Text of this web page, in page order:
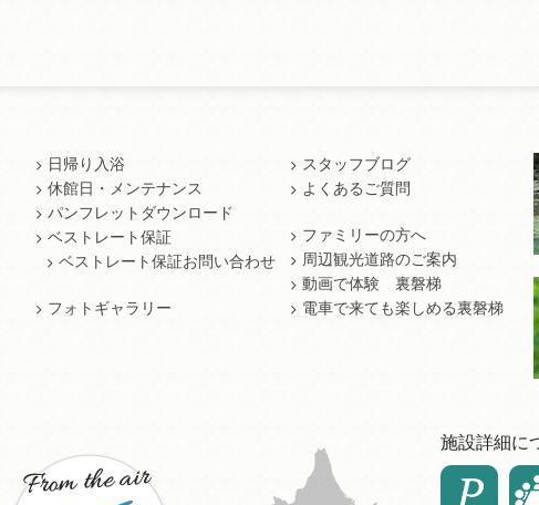
日帰り入浴
休館日・メンテナンス
パンフレットダウンロード
ベストレート保証
ベストレート保証お問い合わせ
フォトギャラリー
スタッフブログ
よくあるご質問
ファミリーの方へ
周辺観光道路のご案内
動画で体験 裏磐梯
電車で来ても楽しめる裏磐梯
施設詳細に